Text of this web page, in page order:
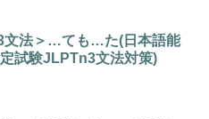
文法＞…ても…た(日本語能
試験JLPTn3文法対策)